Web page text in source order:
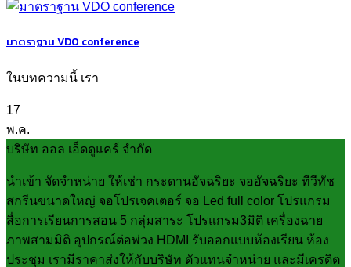
มาตราฐาน VDO conference
ในบทความนี้ เรา
17
พ.ค.
บริษัท ออล เอ็ดดูแคร์ จำกัด
นำเข้า จัดจำหน่าย ให้เช่า กระดานอัจฉริยะ จออัจฉริยะ ทีวีทัช
สกรีนขนาดใหญ่ จอโปรเจคเตอร์ จอ Led full color โปรแกรม
สื่อการเรียนการสอน 5 กลุ่มสาระ โปรแกรม3มิติ เครื่องฉาย
ภาพสามมิติ อุปกรณ์ต่อพ่วง HDMI รับออกแบบห้องเรียน ห้อง
ประชุม เรามีราคาส่งให้กับบริษัท ตัวแทนจำหน่าย และมีเครดิต